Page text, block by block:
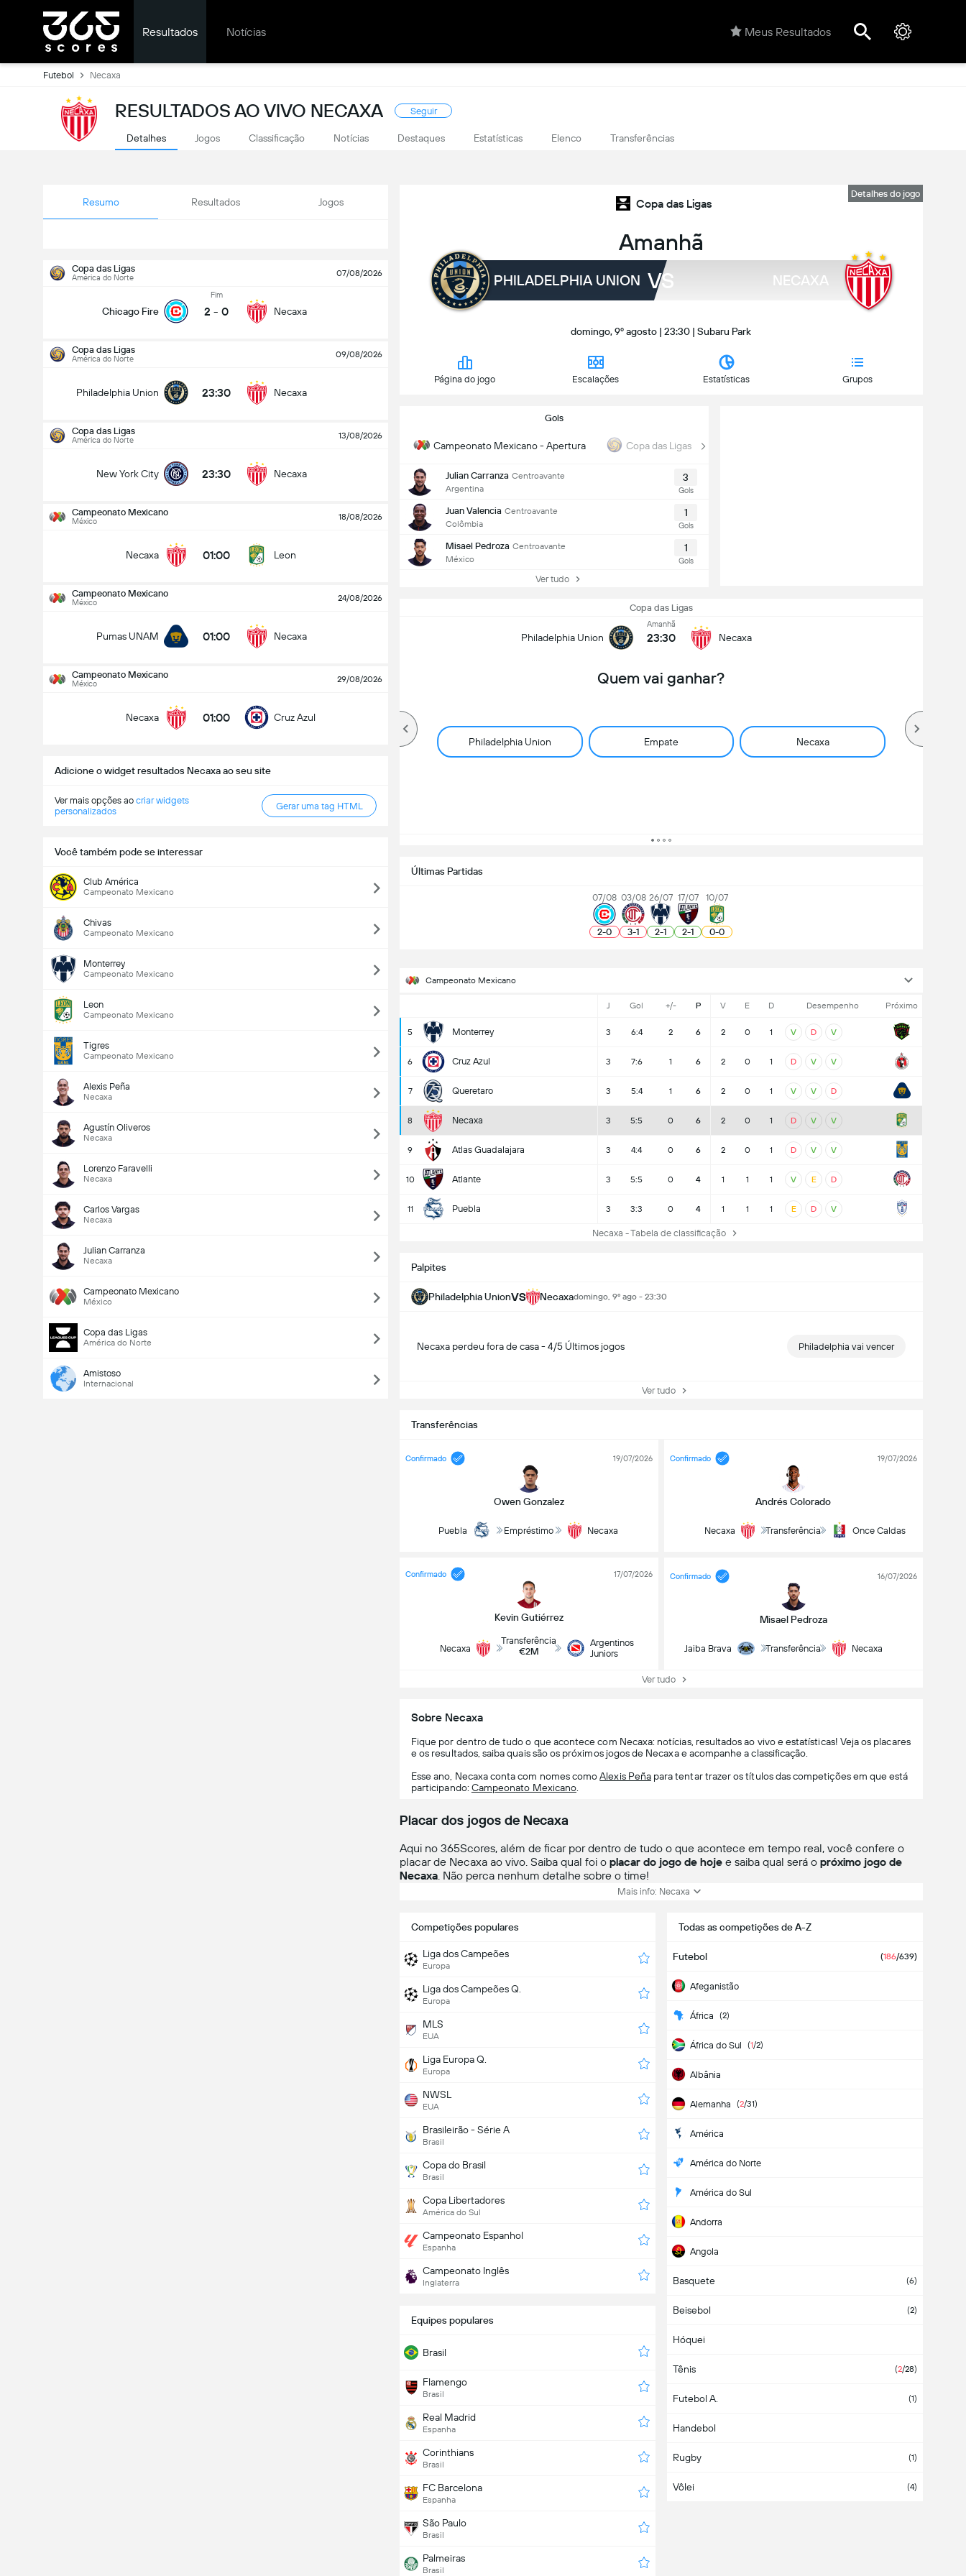
Resultados Notícias Meus Resultados
Futebol Necaxa
RESULTADOS AO VIVO NECAXA Seguir
Detalhes Jogos Classificação Notícias Destaques Estatísticas Elenco Transferências
Resumo Resultados Jogos
Copa das Ligas
América do Norte 07/08/2026
Chicago Fire
Fim
2 - 0 Necaxa
Copa das Ligas
América do Norte 09/08/2026
Philadelphia Union 23:30 Necaxa
Copa das Ligas
América do Norte 13/08/2026
New York City 23:30 Necaxa
Campeonato Mexicano
México 18/08/2026
Necaxa 01:00 Leon
Campeonato Mexicano
México 24/08/2026
Pumas UNAM 01:00 Necaxa
Campeonato Mexicano
México 29/08/2026
Necaxa 01:00 Cruz Azul
Adicione o widget resultados Necaxa ao seu site
Ver mais opções ao criar widgets
personalizados
Gerar uma tag HTML
Você também pode se interessar
Club América
Campeonato Mexicano
Chivas
Campeonato Mexicano
Monterrey
Campeonato Mexicano
Leon
Campeonato Mexicano
Tigres
Campeonato Mexicano
Alexis Peña
Necaxa
Agustín Oliveros
Necaxa
Lorenzo Faravelli
Necaxa
Carlos Vargas
Necaxa
Julian Carranza
Necaxa
Campeonato Mexicano
México
Copa das Ligas
América do Norte
Amistoso
Internacional
Detalhes do jogo
Copa das Ligas
Amanhã
PHILADELPHIA UNION VS NECAXA
domingo, 9º agosto | 23:30 | Subaru Park
Página do jogo Escalações Estatísticas Grupos
Gols
Campeonato Mexicano - Apertura Copa das Ligas
Julian Carranza Centroavante
Argentina
3
Gols
Juan Valencia Centroavante
Colômbia
1
Gols
Misael Pedroza Centroavante
México
1
Gols
Ver tudo
Copa das Ligas
Philadelphia Union
Amanhã
23:30 Necaxa
Quem vai ganhar?
Philadelphia Union Empate Necaxa
23:30 Necaxa
Total de Gols (2.5)
Últimas Partidas
07/08
2-0
03/08
3-1
26/07
2-1
17/07
2-1
10/07
0-0
Campeonato Mexicano
J Gol +/- P V E D Desempenho Próximo
5 Monterrey 3 6:4 2 6 2 0 1 V D V
6 Cruz Azul 3 7:6 1 6 2 0 1 D V V
7 Queretaro 3 5:4 1 6 2 0 1 V V D
8 Necaxa 3 5:5 0 6 2 0 1 D V V
9 Atlas Guadalajara 3 4:4 0 6 2 0 1 D V V
10 Atlante 3 5:5 0 4 1 1 1 V E D
11 Puebla 3 3:3 0 4 1 1 1 E D V
Necaxa - Tabela de classificação
Palpites
Philadelphia UnionVS Necaxadomingo, 9º ago - 23:30
Necaxa perdeu fora de casa - 4/5 Últimos jogos Philadelphia vai vencer
Ver tudo
Transferências
Confirmado
Owen Gonzalez
19/07/2026
Puebla Empréstimo Necaxa
Confirmado
Andrés Colorado
19/07/2026
Necaxa Transferência Once Caldas
Confirmado
Kevin Gutiérrez
17/07/2026
Necaxa
Transferência
€2M
Argentinos
Juniors
Confirmado
Misael Pedroza
16/07/2026
Jaiba Brava Transferência Necaxa
Ver tudo
Sobre Necaxa
Fique por dentro de tudo o que acontece com Necaxa: notícias, resultados ao vivo e estatísticas! Veja os placares
e os resultados, saiba quais são os próximos jogos de Necaxa e acompanhe a classificação.
Esse ano, Necaxa conta com nomes comoAlexis Peñapara tentar trazer os títulos das competições em que está
participando: Campeonato Mexicano.
Placar dos jogos de Necaxa
Aqui no 365Scores, além de ficar por dentro de tudo o que acontece em tempo real, você confere o
placar de Necaxa ao vivo. Saiba qual foi o placar do jogo de hoje e saiba qual será o próximo jogo de
Necaxa. Não perca nenhum detalhe sobre o time!
Mais info: Necaxa
Competições populares
Liga dos Campeões
Europa
Liga dos Campeões Q.
Europa
MLS
EUA
Liga Europa Q.
Europa
NWSL
EUA
Brasileirão - Série A
Brasil
Copa do Brasil
Brasil
Copa Libertadores
América do Sul
Campeonato Espanhol
Espanha
Campeonato Inglês
Inglaterra
Todas as competições de A-Z
Futebol (186/639)
Afeganistão
África (2)
África do Sul (1/2)
Albânia
Alemanha (2/31)
América
América do Norte
América do Sul
Andorra
Angola
Antígua e Barbuda
Arábia Saudita
Argélia
Argentina
Armênia
Aruba
Ásia
Austrália
Basquete (6)
Beisebol (2)
Hóquei
Tênis (2/28)
Futebol A. (1)
Handebol
Rugby (1)
Vôlei (4)
Equipes populares
Brasil
Flamengo
Brasil
Real Madrid
Espanha
Corinthians
Brasil
FC Barcelona
Espanha
São Paulo
Brasil
Palmeiras
Brasil